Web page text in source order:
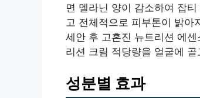
면 멜라닌 양이 감소하여 잡
고 전체적으로 피부톤이 밝아
세안 후 고혼진 뉴트리션 에
리션 크림 적당량을 얼굴에
성분별 효과